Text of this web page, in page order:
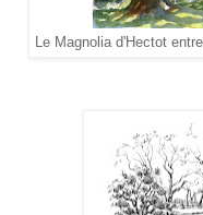
Le Magnolia d'Hectot